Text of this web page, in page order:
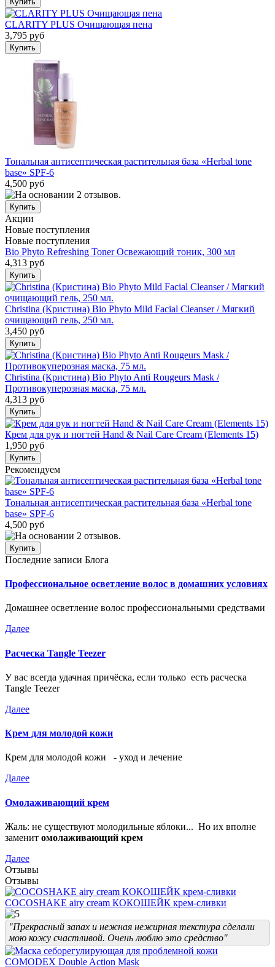
CLARITY PLUS Очищающая пена
3,795 руб
Тональная антисептическая растительная база «Herbal tone
base» SPF-6
4,500 руб
Акции
Новые поступления
Новые поступления
Bio Phyto Refreshing Toner Освежающий тоник, 300 мл
4,313 руб
Christina (Кристина) Bio Phyto Mild Facial Cleanser / Мягкий
очищающий гель, 250 мл.
3,450 руб
Christina (Кристина) Bio Phyto Anti Rougeurs Mask /
Противокуперозная маска, 75 мл.
4,313 руб
Крем для рук и ногтей Hand & Nail Care Cream (Elements 15)
1,950 руб
Рекомендуем
Тональная антисептическая растительная база «Herbal tone
base» SPF-6
4,500 руб
Последние записи Блога
Профессиональное осветление волос в домашних условиях
Домашнее осветление волос профессиональными средствами
Далее
Расческа Tangle Teezer
У вас всегда удачная причёска, если только есть расческа
Tangle Teezer
Далее
Крем для молодой кожи
Крем для молодой кожи - уход и лечение
Далее
Омолаживающий крем
Жаль: не существуют молодильные яблоки... Но их вполне
заменит омолаживающий крем
Далее
Отзывы
Отзывы
COCOSHAKE airy cream КОКОШЕЙК крем-сливки
"Прекрасный запах и нежная нежирная текстура сделали
мою кожу счастливой. Очень люблю это средство"